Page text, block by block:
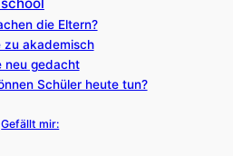
die Eltern?
zu akademisch
neu gedacht
Schüler heute tun?
Gefällt mir: